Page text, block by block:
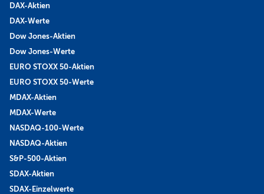
DAX-Aktien
DAX-Werte
Dow Jones-Aktien
Dow Jones-Werte
EURO STOXX 50-Aktien
EURO STOXX 50-Werte
MDAX-Aktien
MDAX-Werte
NASDAQ-100-Werte
NASDAQ-Aktien
S&P-500-Aktien
SDAX-Aktien
SDAX-Einzelwerte